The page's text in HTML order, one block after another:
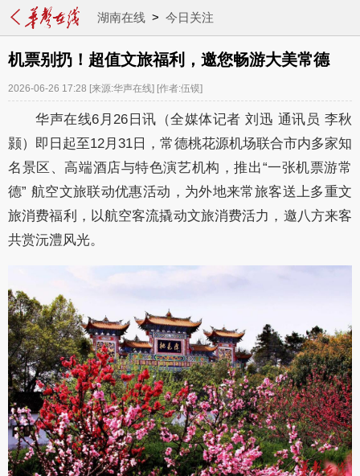
湖南在线> 今日关注
机票别扔！超值文旅福利，邀您畅游大美常德
2026-06-26 17:28 [来源:华声在线] [作者:伍镆]
华声在线6月26日讯（全媒体记者 刘迅 通讯员 李秋
颢）即日起至12月31日，常德桃花源机场联合市内多家知
名景区、高端酒店与特色演艺机构，推出“一张机票游常
德” 航空文旅联动优惠活动，为外地来常旅客送上多重文
旅消费福利，以航空客流撬动文旅消费活力，邀八方来客
共赏沅澧风光。